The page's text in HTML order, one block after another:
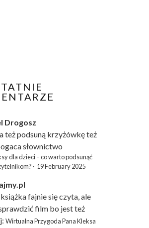
Drogosz
też podsuną krzyżówkęteż
słownictwo
dla dzieci – co warto podsunąć
· 19 February 2025
fajnie się czyta, ale
film bo jest też
Wirtualna Przygoda Pana Kleksa